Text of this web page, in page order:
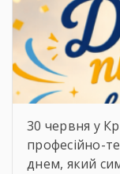
30 червня у
професійно-
днем, який